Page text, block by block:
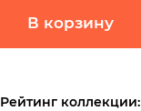
В корзину
Рейтинг коллекции: